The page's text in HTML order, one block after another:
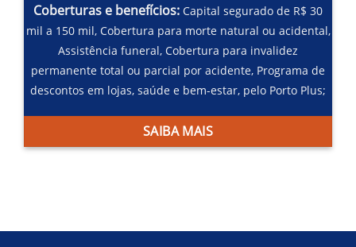
Coberturas e benefícios: Capital segurado de R$ 30
mil a 150 mil, Cobertura para morte natural ou acidental,
Assistência funeral,Cobertura para invalidez
permanente total ou parcial por acidente, Programa de
descontos em lojas, saúde e bem-estar, pelo Porto Plus;
SAIBA MAIS